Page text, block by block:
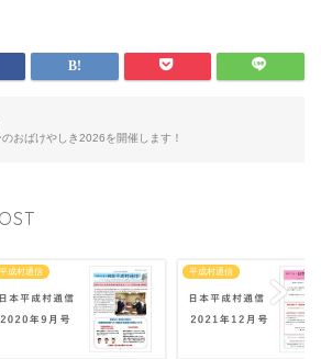
おばけやしき2026を開催します！
平成村通信 平成村通信